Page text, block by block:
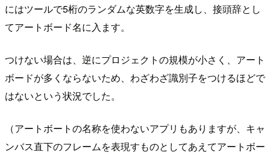
にはツールで5桁のランダムな英数字を生成し、接頭辞とし
てアートボード名に入ます。
つけない場合は、逆にプロジェクトの規模が小さく、アート
ボードが多くならないため、わざわざ識別子をつけるほどで
はないという状況でした。
（アートボートの名称を使わないアプリもありますが、キャ
ンバス直下のフレームを表現すものとしてあえてアートボー